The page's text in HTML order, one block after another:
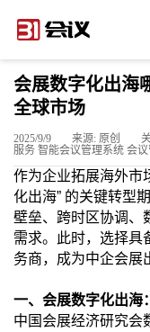
会展数字化出海
全球市场
2025/9/9 来源: 原创
服务 智能会议管理系统 会
作为企业拓展海外市
化出海” 的关键转型
壁垒、跨时区协调、
需求。此时，选择具
务商，成为中企会展
一、会展数字化出海
中国会展经济研究会